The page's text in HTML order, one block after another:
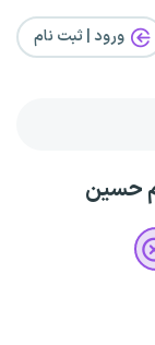
ورود | ثبت‌ نام
حسین